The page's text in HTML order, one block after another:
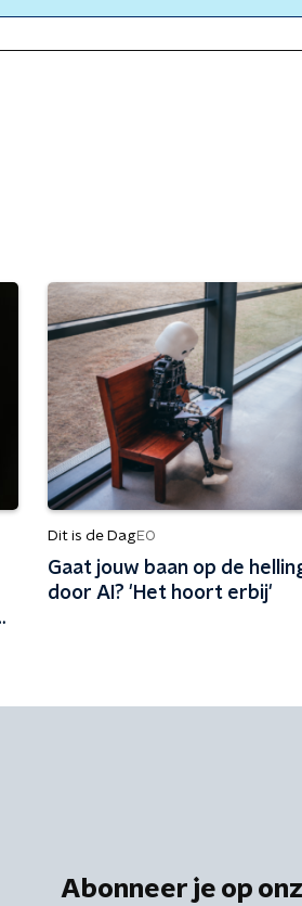
Dit is de DagEO
Gaat jouw baan op de
door AI? 'Het hoort erbij'
Abonneer je op